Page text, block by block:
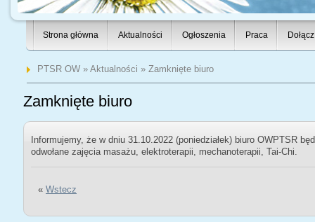
Strona główna Aktualności Ogłoszenia Praca
PTSR OW» Aktualności » Zamknięte biuro
Zamknięte biuro
Informujemy, że w dniu 31.10.2022 (poniedziałek) biuro OWPTSR
odwołane zajęcia masażu, elektroterapii, mechanoterapii, Tai-Chi.
« Wstecz